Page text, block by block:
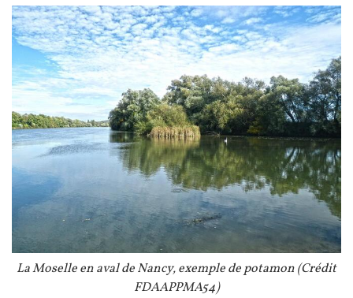
Image
Légende
La Moselle en aval de Nancy, exemple de potamon (Crédit
FDAAPPMA54)